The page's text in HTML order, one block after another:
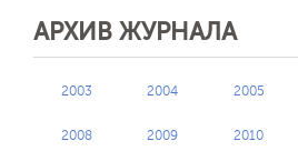
АРХИВ ЖУРНАЛА
2003 2004 2005
2008 2009 2010